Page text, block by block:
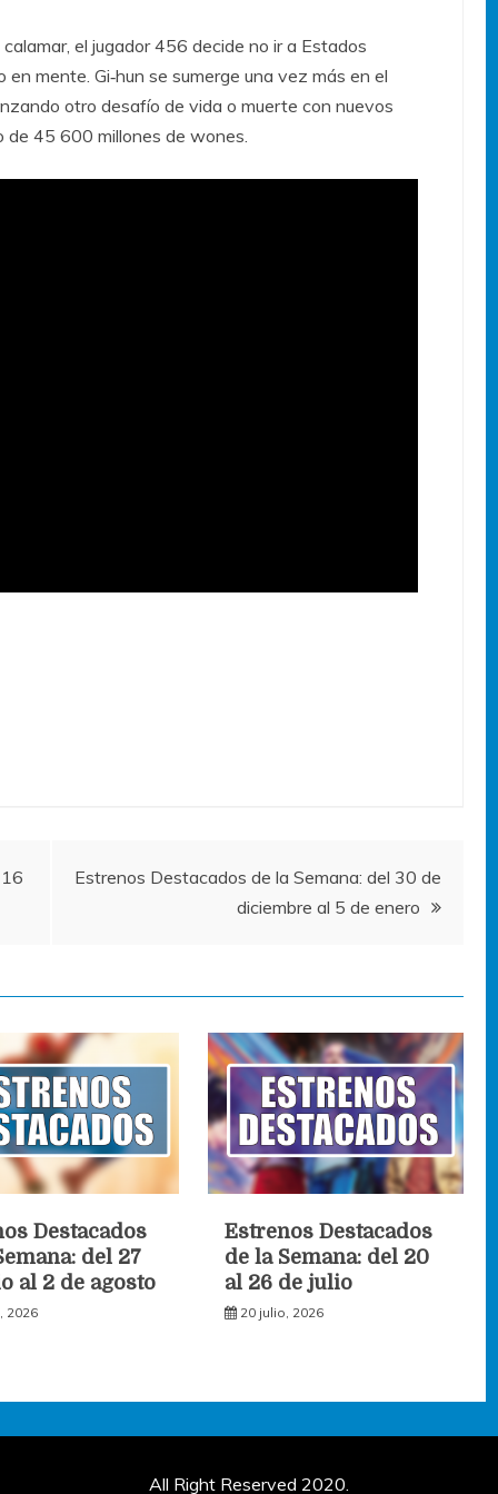
el jugador 456 decide no ir a Estados
mente. Gi‑hun se sumerge una vez más en el
otro desafío de vida o muerte con nuevos
de 45 600 millones de wones.
Estrenos Destacados de la Semana: del 30 de
diciembre al 5 de enero
Destacados
del 27
al 2 de agosto
2026
Estrenos Destacados
de la Semana: del 20
al 26 de julio
20 julio, 2026
All Right Reserved 2020.